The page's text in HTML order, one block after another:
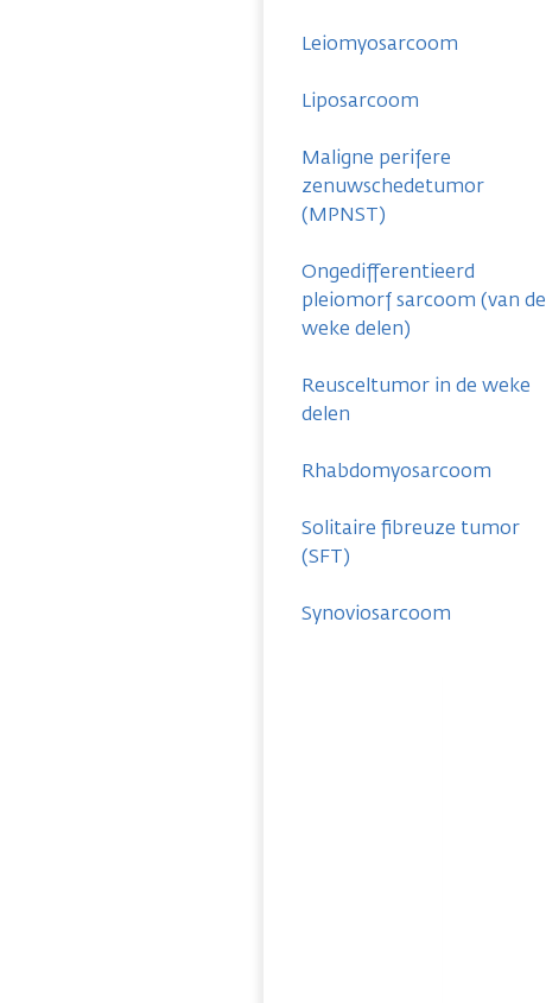
Leiomyosarcoom
Liposarcoom
Maligne perifere
zenuwschedetumor
(MPNST)
Ongedifferentieerd
pleiomorf sarcoom (van de
weke delen)
Reusceltumor in de weke
delen
Rhabdomyosarcoom
Solitaire fibreuze tumor
(SFT)
Synoviosarcoom